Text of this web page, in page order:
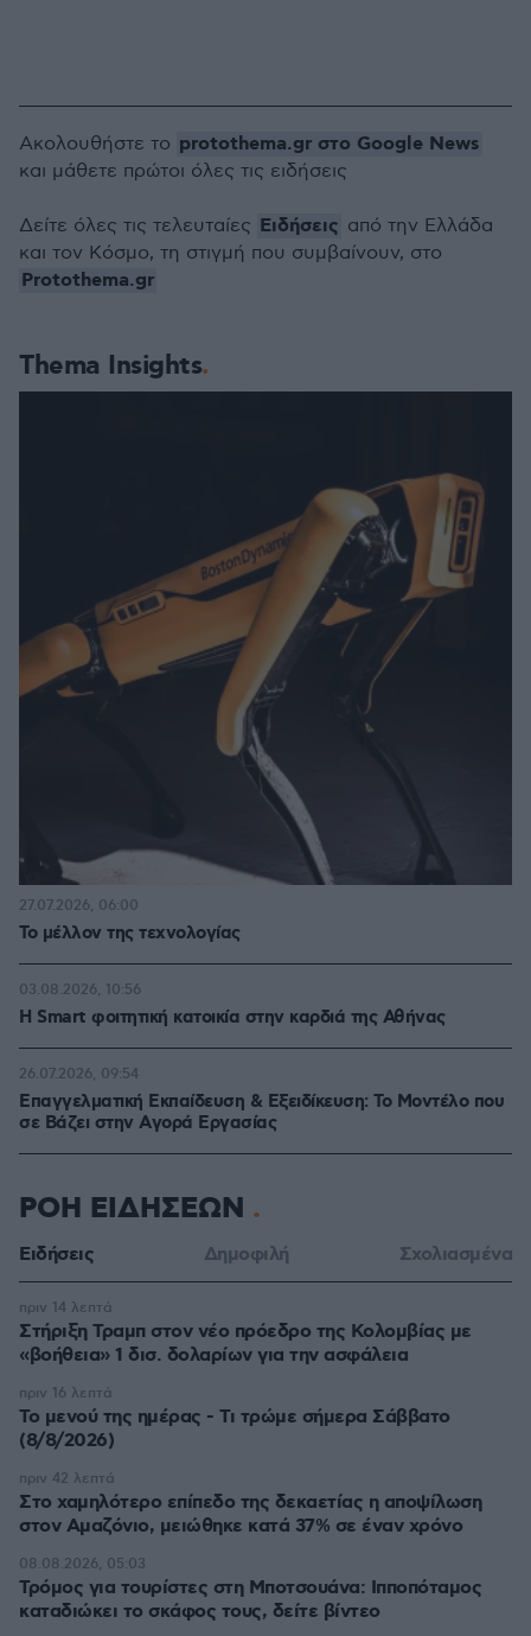
Thema Insights
Το μέλλον της τεχνολογίας
27.07.2026, 06:00
Η Smart φοιτητική κατοικία στην καρδιά της Αθήνας
03.08.2026, 10:56
Επαγγελματική Εκπαίδευση & Εξειδίκευση: Το Mοντέλο που
σε Bάζει στην Aγορά Eργασίας
26.07.2026, 09:54
Ακολουθήστε το protothema.gr στο Google News
και μάθετε πρώτοι όλες τις ειδήσεις
Δείτε όλες τις τελευταίες Ειδήσεις από την Ελλάδα
και τον Κόσμο, τη στιγμή που συμβαίνουν, στο
Protothema.gr
ΡΟΗ ΕΙΔΗΣΕΩΝ
Ειδήσεις Δημοφιλή Σχολιασμένα
Στήριξη Τραμπ στον νέο πρόεδρο της Κολομβίας με
«βοήθεια» 1 δισ. δολαρίων για την ασφάλεια
πριν 14 λεπτά
Το μενού της ημέρας - Τι τρώμε σήμερα Σάββατο
(8/8/2026)
πριν 16 λεπτά
Στο χαμηλότερο επίπεδο της δεκαετίας η αποψίλωση
στον Αμαζόνιο, μειώθηκε κατά 37% σε έναν χρόνο
πριν 42 λεπτά
Τρόμος για τουρίστες στη Μποτσουάνα: Ιπποπόταμος
καταδιώκει το σκάφος τους, δείτε βίντεο
08.08.2026, 05:03